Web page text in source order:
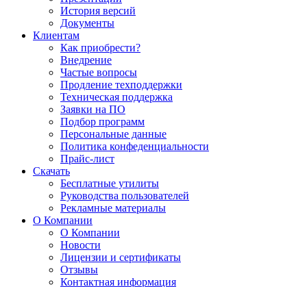
История версий
Документы
Клиентам
Как приобрести?
Внедрение
Частые вопросы
Продление техподдержки
Техническая поддержка
Заявки на ПО
Подбор программ
Персональные данные
Политика конфеденциальности
Прайс-лист
Скачать
Бесплатные утилиты
Руководства пользователей
Рекламные материалы
О Компании
О Компании
Новости
Лицензии и сертификаты
Отзывы
Контактная информация